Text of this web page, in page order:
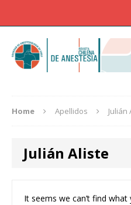
Home Apellidos Julián
Julián Aliste
It seems we can’t find what